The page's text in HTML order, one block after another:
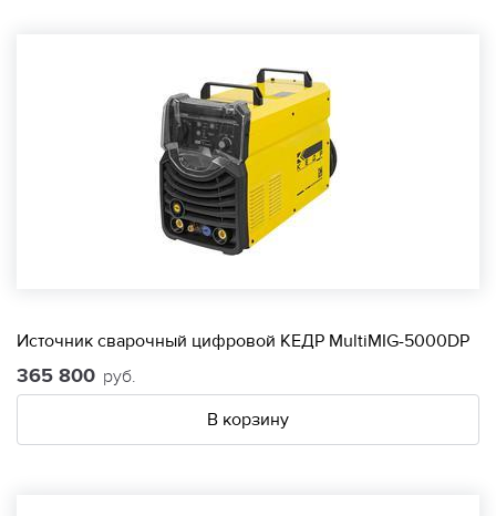
Источник сварочный цифровой КЕДР MultiMIG-5000DP
365 800 руб.
В корзину